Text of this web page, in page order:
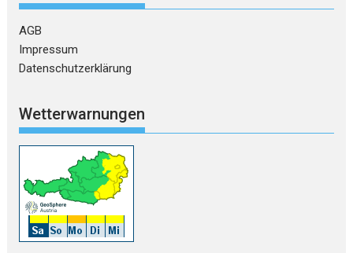
AGB
Impressum
Datenschutzerklärung
Wetterwarnungen